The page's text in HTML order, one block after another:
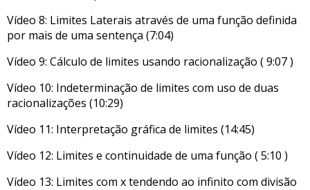
Vídeo 8: Limites Laterais através de uma função definida
por mais de uma sentença (7:04)
Vídeo 9: Cálculo de limites usando racionalização ( 9:07 )
Vídeo 10: Indeterminação de limites com uso de duas
racionalizações (10:29)
Vídeo 11: Interpretação gráfica de limites (14:45)
Vídeo 12: Limites e continuidade de uma função ( 5:10 )
Vídeo 13: Limites com x tendendo ao infinito com divisão